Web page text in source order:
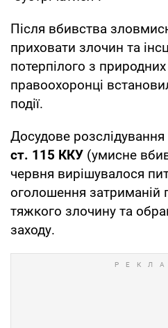
Після вбивства
приховати злочин та
потерпілого з
правоохоронці
події.
Досудове
ст. 115 ККУ (умисне
червня вирішувалося
оголошення затриманій
тяжкого злочину та
заходу.